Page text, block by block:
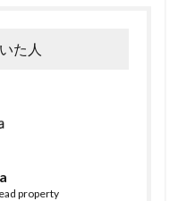
た人
property